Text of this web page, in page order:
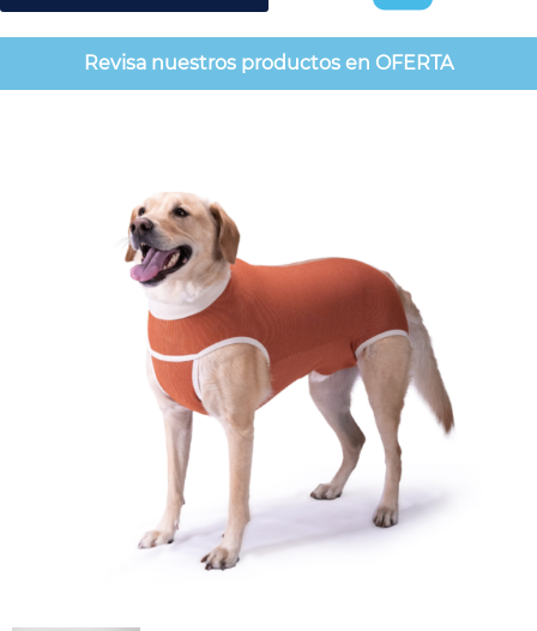
Revisa nuestros productos en OFERTA